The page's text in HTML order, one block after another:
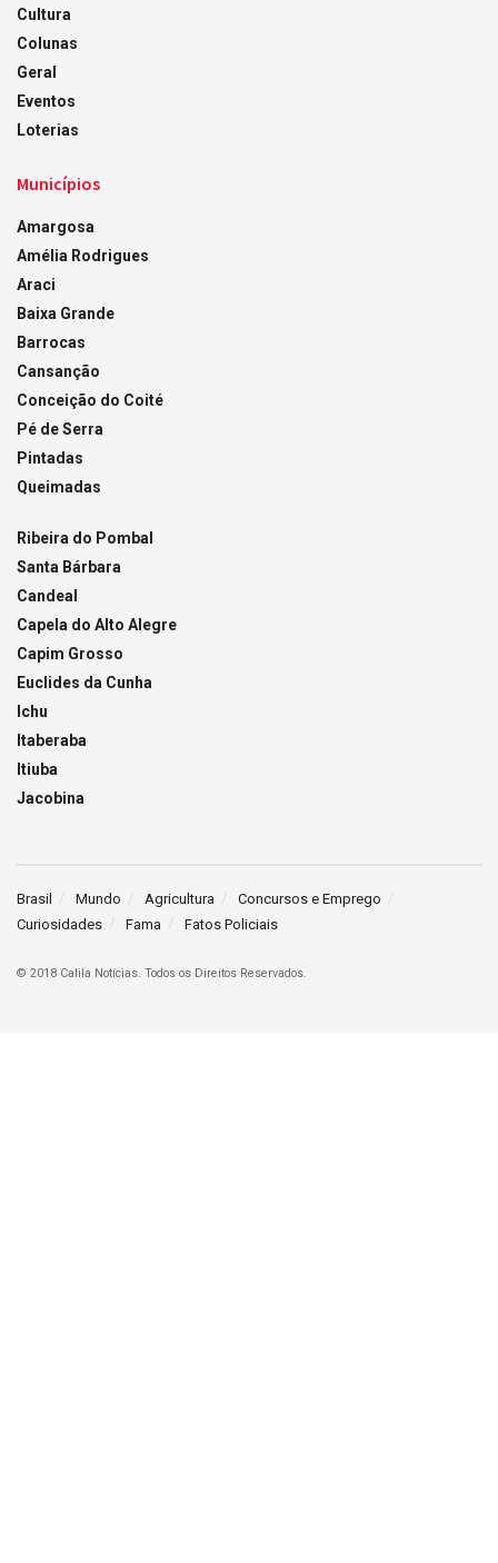
Cultura
Colunas
Geral
Eventos
Loterias
Municípios
Amargosa
Amélia Rodrigues
Araci
Baixa Grande
Barrocas
Cansanção
Conceição do Coité
Pé de Serra
Pintadas
Queimadas
Ribeira do Pombal
Santa Bárbara
Candeal
Capela do Alto Alegre
Capim Grosso
Euclides da Cunha
Ichu
Itaberaba
Itiuba
Jacobina
Brasil Mundo Agricultura
Concursos e Emprego
Curiosidades
Fama Fatos Policiais
© 2018 Calila Notícias. Todos os Direitos Reservados.